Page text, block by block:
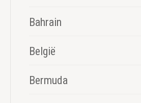
Bahrain
België
Bermuda